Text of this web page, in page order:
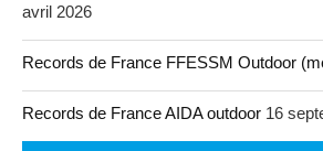
avril 2026
Records de France FFESSM Outdoor
Records de France AIDA outdoor 16